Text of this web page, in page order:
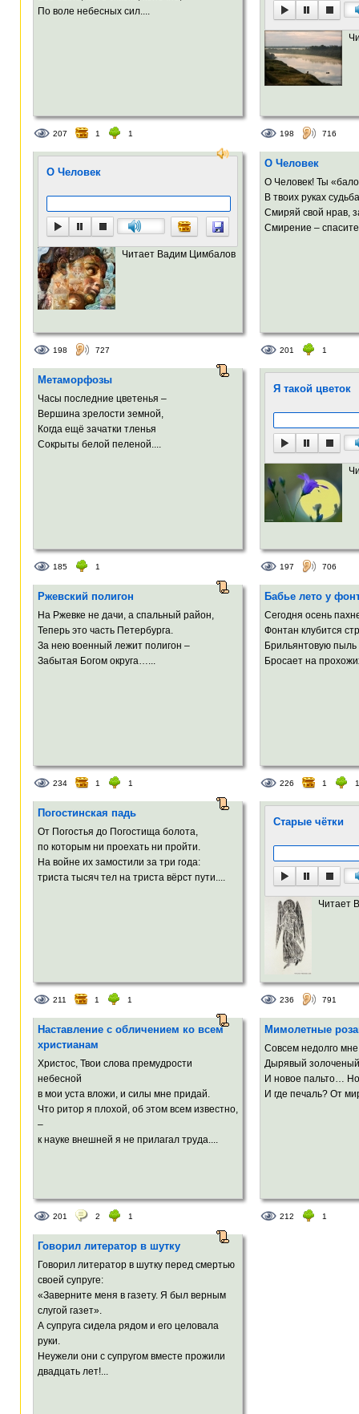
По воле небесных сил....
207 1 1 198 716
О Человек
Читает Вадим Цимбалов
198 727
О Человек
О Человек! Ты
В твоих руках
Смиряй свой нрав,
Смирение –
201 1
Метаморфозы
Часы последние цветенья –
Вершина зрелости земной,
Когда ещё зачатки тленья
Сокрыты белой пеленой....
185 1
Я такой цветок
197 706
Ржевский полигон
На Ржевке не дачи, а спальный район,
Теперь это часть Петербурга.
За нею военный лежит полигон –
Забытая Богом округа…...
234 1 1
Бабье лето у
Сегодня осень
Фонтан клубится
Брильянтовую
Бросает на
226 1 1
Погостинская падь
От Погостья до Погостища болота,
по которым ни проехать ни пройти.
На войне их замостили за три года:
триста тысяч тел на триста вёрст пути....
211 1 1
Старые чётки
Читает
236 791
Наставление с обличением ко всем
христианам
Христос, Твои слова премудрости
небесной
в мои уста вложи, и силы мне придай.
Что ритор я плохой, об этом всем известно,
–
к науке внешней я не прилагал труда....
201 2 1
Мимолетные
Совсем недолго мне
Дырявый
И новое пальто…
И где печаль? От
212 1
Говорил литератор в шутку
Говорил литератор в шутку перед смертью
своей супруге:
«Заверните меня в газету. Я был верным
слугой газет».
А супруга сидела рядом и его целовала
руки.
Неужели они с супругом вместе прожили
двадцать лет!...